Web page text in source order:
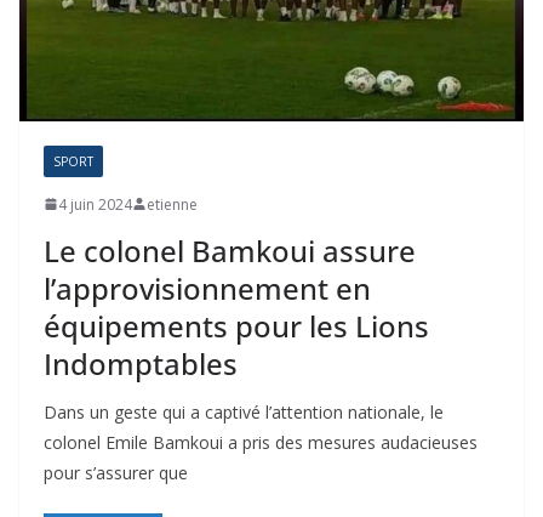
SPORT
4 juin 2024 etienne
Le colonel Bamkoui assure
l’approvisionnement en
équipements pour les Lions
Indomptables
Dans un geste qui a captivé l’attention nationale, le
colonel Emile Bamkoui a pris des mesures audacieuses
pour s’assurer que